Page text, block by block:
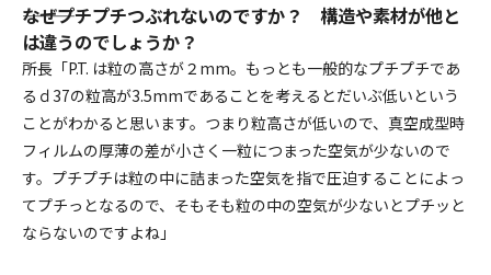
―――なぜプチプチつぶれないのですか？ 構造や素材が他と
は違うのでしょうか？
所長「P.T. は粒の高さが２mm。もっとも一般的なプチプチであ
るｄ37の粒高が3.5mmであることを考えるとだいぶ低いという
ことがわかると思います。つまり粒高さが低いので、真空成型時
フィルムの厚薄の差が小さく一粒につまった空気が少ないので
す。プチプチは粒の中に詰まった空気を指で圧迫することによっ
てプチっとなるので、そもそも粒の中の空気が少ないとプチッと
ならないのですよね」